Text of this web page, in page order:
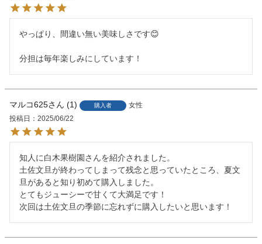
やっぱり、間違い無い美味しさです😊
分担は毎年楽しみにしています！
マルコ625 1 購入者
女性
投稿日
2025/06/22
知人に白木果樹園さんを紹介されました。
土佐文旦が終わってしまって残念と思っていたところ、夏文
旦があると知り初めて購入しました。
とてもジューシーで甘くて大満足です！
次回は土佐文旦の季節に忘れずに購入したいと思います！